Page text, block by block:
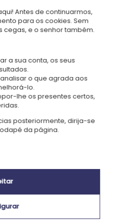
é:
Membro do
|
recicladas, este estojo cuida
abdicar do estilo nem da
Antes de continuarmos,
para os cookies. Sem
cegas, e o senhor também.
a sua conta, os seus
o que agrada aos
lo.
lhe os presentes certos,
posteriormente, dirija-se
da página.